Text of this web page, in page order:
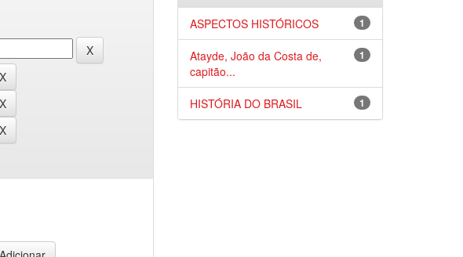
1
ASPECTOS HISTÓRICOS
1
Atayde, João da Costa de,
capitão...
1
HISTÓRIA DO BRASIL